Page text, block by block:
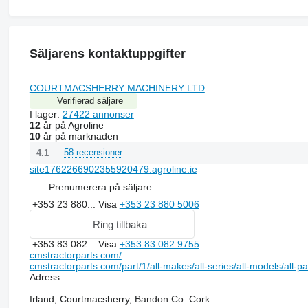
Säljarens kontaktuppgifter
COURTMACSHERRY MACHINERY LTD
Verifierad säljare
I lager: 27422 annonser
12år på Agroline
10år på marknaden
4.1 58 recensioner
site1762266902355920479.agroline.ie
Prenumerera på säljare
+353 23 880... Visa +353 23 880 5006
Ring tillbaka
+353 83 082... Visa +353 83 082 9755
cmstractorparts.com/
cmstractorparts.com/part/1/all-makes/all-series/all-models/all-
Adress
Irland, Courtmacsherry, Bandon Co. Cork